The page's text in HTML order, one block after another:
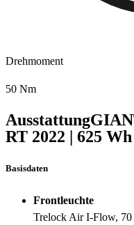
Drehmoment
50 Nm
Ausstattung
RT 2022 | 625 Wh
Basisdaten
Frontleuchte
Trelock Air I-Flow,